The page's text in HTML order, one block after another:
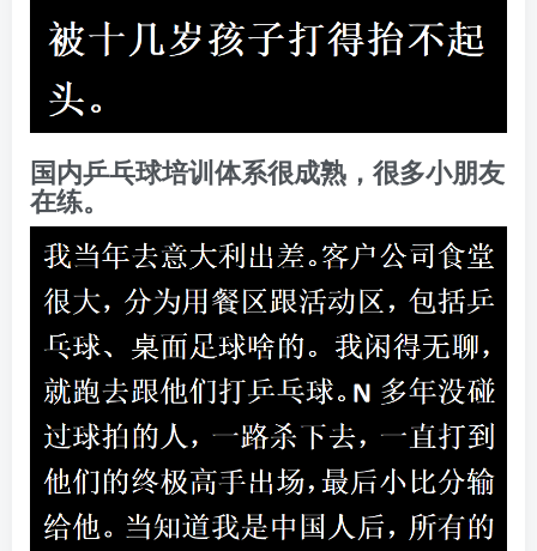
国内乒乓球培训体系很成熟，很多小朋友
在练。